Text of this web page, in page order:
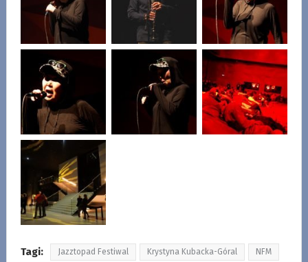
Tagi: Jazztopad Festiwal Krystyna Kubacka-Góral NFM